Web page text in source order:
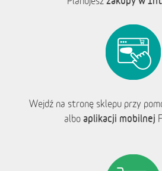
Wejdź na stronę sklepu przy
albo aplikacji mobilnej